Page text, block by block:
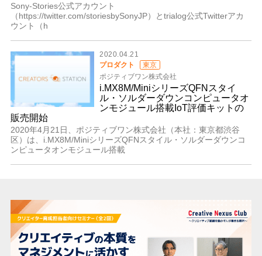
Sony-Stories公式アカウント
（https://twitter.com/storiesbySonyJP）とtrialog公式Twitterアカ
ウント（h
2020.04.21
プロダクト
東京
ポジティブワン株式会社
i.MX8M/MiniシリーズQFNスタイ
ル・ソルダーダウンコンピュータオ
ンモジュール搭載IoT評価キットの
販売開始
2020年4月21日、ポジティブワン株式会社（本社：東京都渋谷
区）は、i.MX8M/MiniシリーズQFNスタイル・ソルダーダウンコ
ンピュータオンモジュール搭載